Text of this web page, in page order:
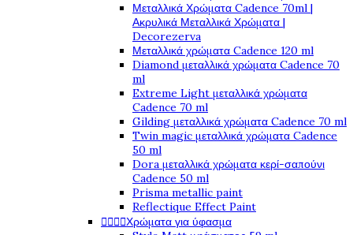
Μεταλλικά Χρώματα Cadence 70ml |
Ακρυλικά Μεταλλικά Χρώματα |
Decorezerva
Μεταλλικά χρώματα Cadence 120 ml
Diamond μεταλλικά χρώματα Cadence 70
ml
Extreme Light μεταλλικά χρώματα
Cadence 70 ml
Gilding μεταλλικά χρώματα Cadence 70 ml
Twin magic μεταλλικά χρώματα Cadence
50 ml
Dora μεταλλικά χρώματα κερί-σαπούνι
Cadence 50 ml
Prisma metallic paint
Reflectique Effect Paint
Χρώματα για ύφασμα